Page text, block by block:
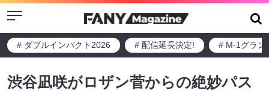
Menu
# ダブルインパクト2026 # 配信延長決定! # M-1グラン
渋谷凪咲がロザン菅からの絶妙パス